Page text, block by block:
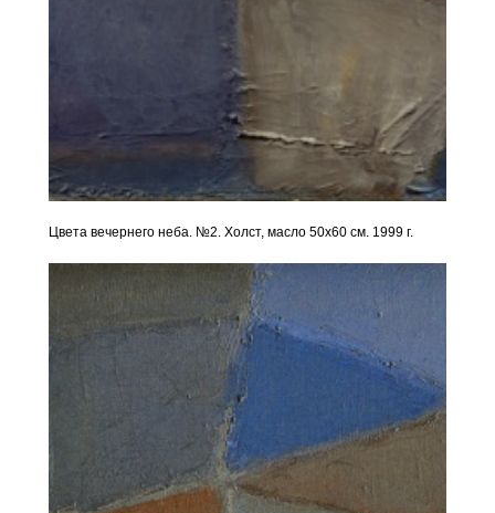
Цвета вечернего неба. №2. Холст, масло 50х60 см. 1999 г.